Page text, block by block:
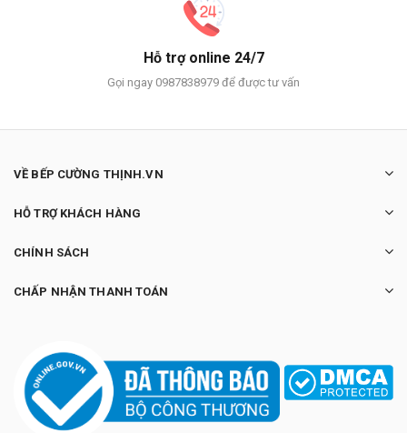
Hỗ trợ online 24/7
Gọi ngay 0987838979 để được tư vấn
VỀ BẾP CƯỜNG THỊNH.VN
HỖ TRỢ KHÁCH HÀNG
CHÍNH SÁCH
CHẤP NHẬN THANH TOÁN